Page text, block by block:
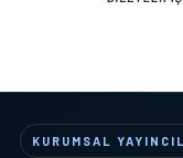
KURUMSAL